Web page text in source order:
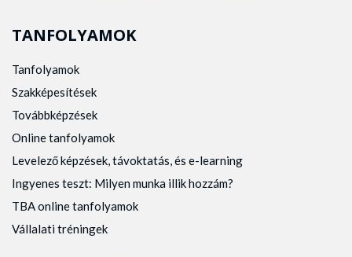
TANFOLYAMOK
Tanfolyamok
Szakképesítések
Továbbképzések
Online tanfolyamok
Levelező képzések, távoktatás, és e-learning
Ingyenes teszt: Milyen munka illik hozzám?
TBA online tanfolyamok
Vállalati tréningek